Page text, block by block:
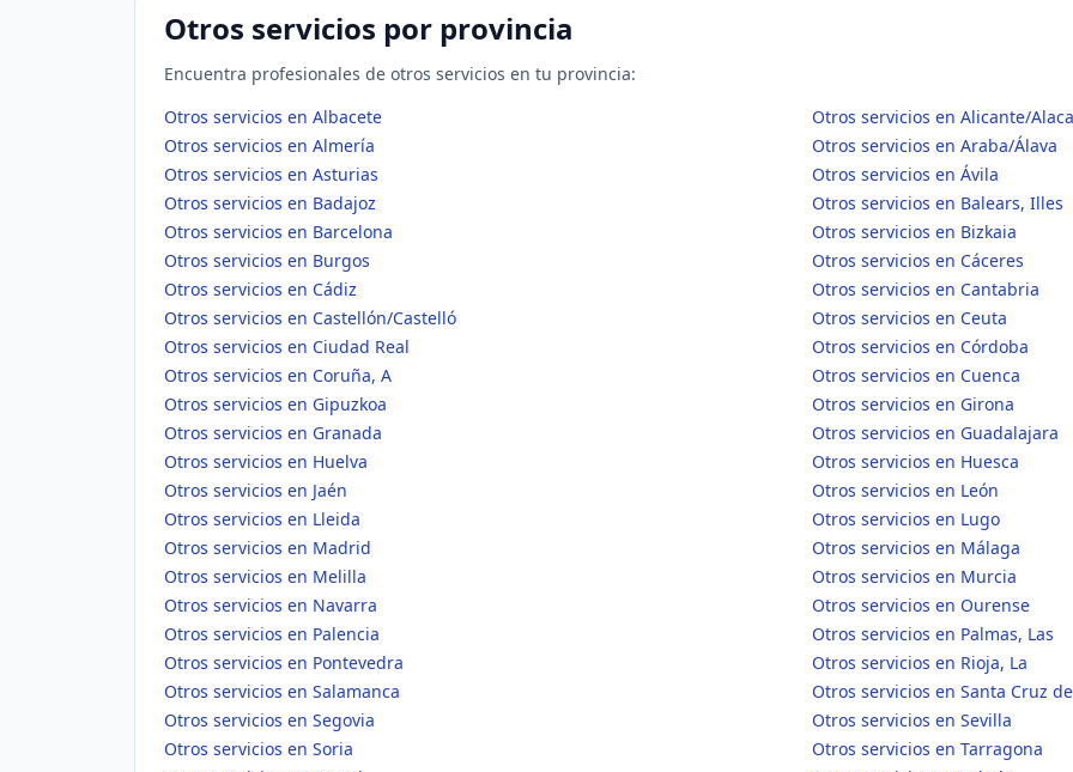
Otros servicios por provincia
Encuentra profesionales de otros servicios en tu provincia:
Otros servicios en Albacete
Otros servicios en Alicante/
Otros servicios en Almería
Otros servicios en Araba/Álava
Otros servicios en Asturias
Otros servicios en Ávila
Otros servicios en Badajoz
Otros servicios en Balears, Illes
Otros servicios en Barcelona
Otros servicios en Bizkaia
Otros servicios en Burgos
Otros servicios en Cáceres
Otros servicios en Cádiz
Otros servicios en Cantabria
Otros servicios en Castellón/Castelló
Otros servicios en Ceuta
Otros servicios en Ciudad Real
Otros servicios en Córdoba
Otros servicios en Coruña, A
Otros servicios en Cuenca
Otros servicios en Gipuzkoa
Otros servicios en Girona
Otros servicios en Granada
Otros servicios en Guadalajara
Otros servicios en Huelva
Otros servicios en Huesca
Otros servicios en Jaén
Otros servicios en León
Otros servicios en Lleida
Otros servicios en Lugo
Otros servicios en Madrid
Otros servicios en Málaga
Otros servicios en Melilla
Otros servicios en Murcia
Otros servicios en Navarra
Otros servicios en Ourense
Otros servicios en Palencia
Otros servicios en Palmas, Las
Otros servicios en Pontevedra
Otros servicios en Rioja, La
Otros servicios en Salamanca
Otros servicios en Santa Cruz
Otros servicios en Segovia
Otros servicios en Sevilla
Otros servicios en Soria
Otros servicios en Tarragona